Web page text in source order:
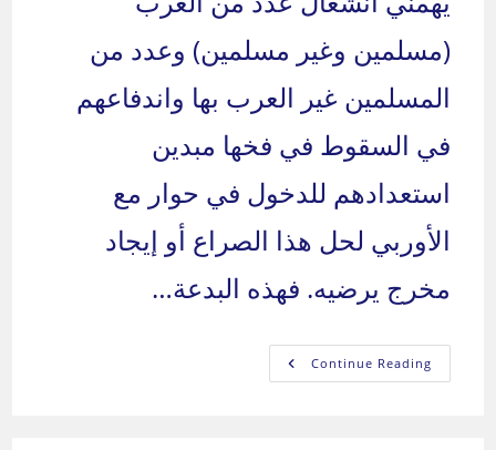
(مسلمين وغير مسلمين) وعدد من
المسلمين غير العرب بها واندفاعهم
في السقوط في فخها مبدين
استعدادهم للدخول في حوار مع
الأوربي لحل هذا الصراع أو إيجاد
مخرج يرضيه. فهذه البدعة…
Continue Readingنحن
العرب: